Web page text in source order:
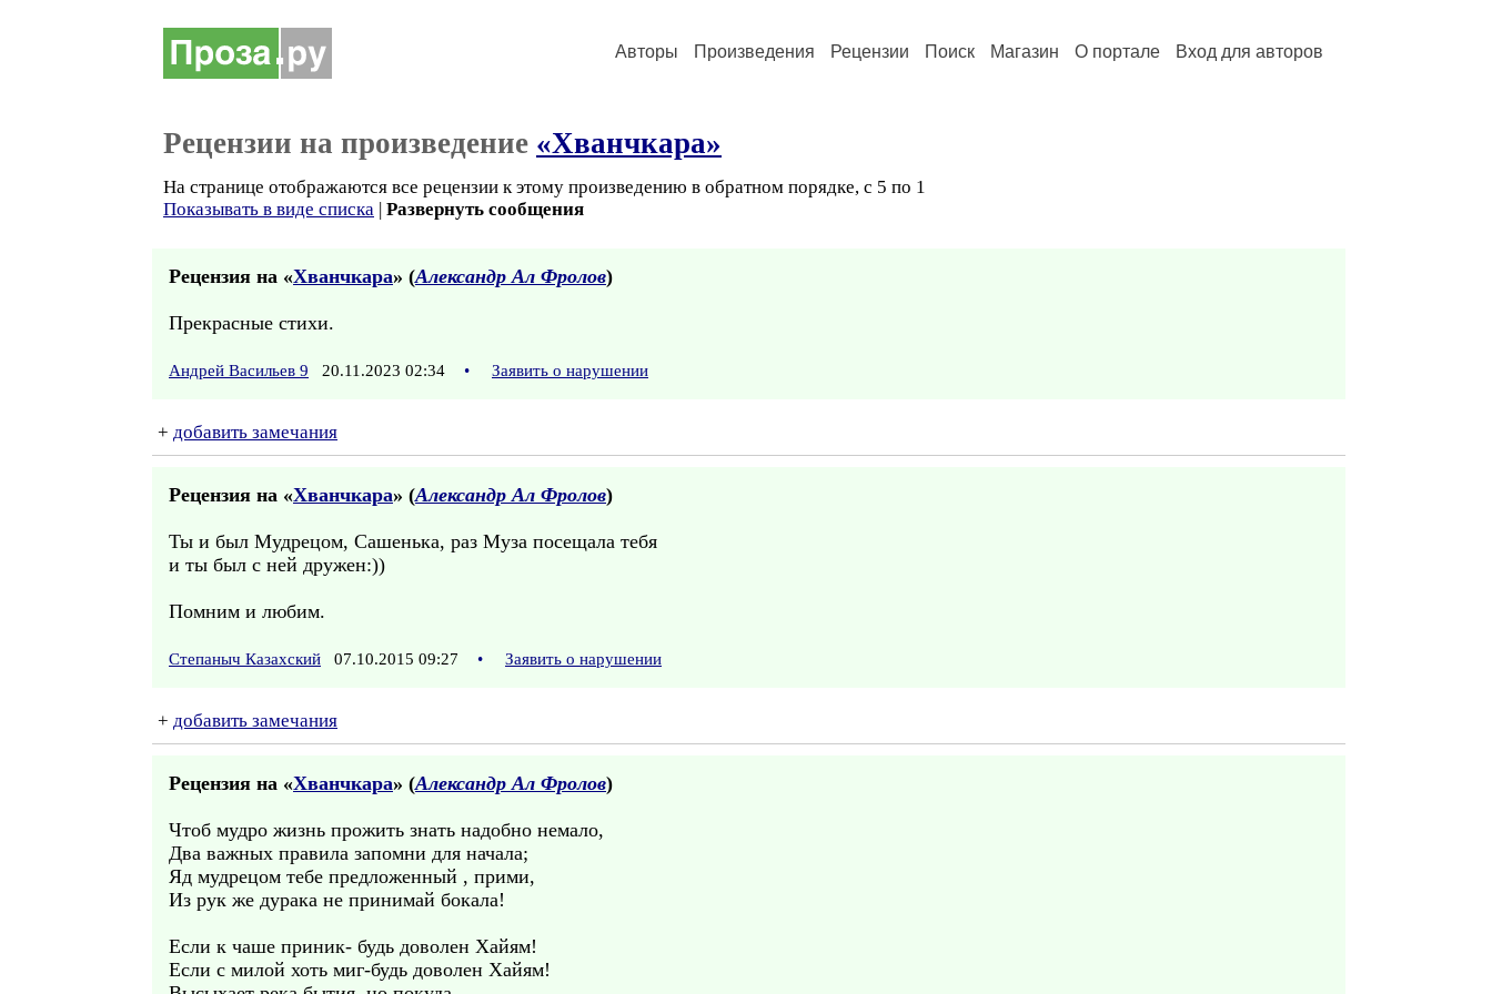
Авторы Произведения Рецензии Поиск Магазин О портале Вход для авторов
Рецензии на произведение «Хванчкара»
На странице отображаются все рецензии к этому произведению в обратном порядке, с 5 по 1
Показывать в виде списка | Развернуть сообщения
Рецензия на «Хванчкара» (Александр Ал Фролов)
Прекрасные стихи.
Андрей Васильев 9 20.11.2023 02:34 • Заявить о нарушении
+ добавить замечания
Рецензия на «Хванчкара» (Александр Ал Фролов)
Ты и был Мудрецом, Сашенька, раз Муза посещала тебя
и ты был с ней дружен:))
Помним и любим.
Степаныч Казахский 07.10.2015 09:27 • Заявить о нарушении
+ добавить замечания
Рецензия на «Хванчкара» (Александр Ал Фролов)
Чтоб мудро жизнь прожить знать надобно немало,
Два важных правила запомни для начала;
Яд мудрецом тебе предложенный , прими,
Из рук же дурака не принимай бокала!
Если к чаше приник- будь доволен Хайям!
Если с милой хоть миг-будь доволен Хайям!